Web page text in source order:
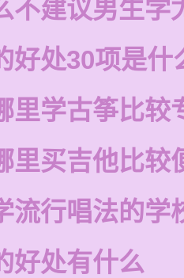
不建议男生学
好处30项是什
里学古筝比较
里买吉他比较
流行唱法的学
好处有什么